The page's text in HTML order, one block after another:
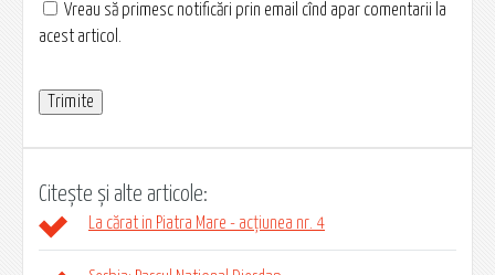
Vreau să primesc notificări prin email cînd apar comentarii la
acest articol.
Citește și alte articole:
La cărat in Piatra Mare - acțiunea nr. 4